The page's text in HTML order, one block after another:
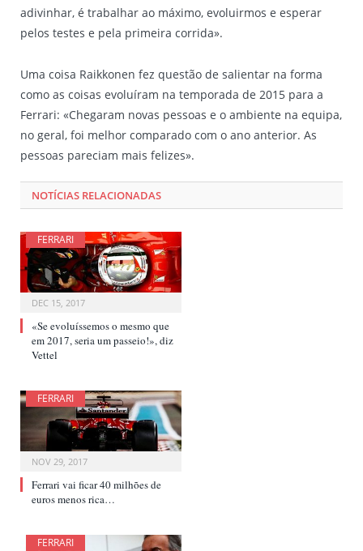
adivinhar, é trabalhar ao máximo, evoluirmos e esperar
pelos testes e pela primeira corrida».
Uma coisa Raikkonen fez questão de salientar na forma
como as coisas evoluíram na temporada de 2015 para a
Ferrari: «Chegaram novas pessoas e o ambiente na equipa,
no geral, foi melhor comparado com o ano anterior. As
pessoas pareciam mais felizes».
NOTÍCIAS RELACIONADAS
FERRARI
DEC 15, 2017
«Se evoluíssemos o mesmo que
em 2017, seria um passeio!», diz
Vettel
FERRARI
NOV 29, 2017
Ferrari vai ficar 40 milhões de
euros menos rica…
FERRARI